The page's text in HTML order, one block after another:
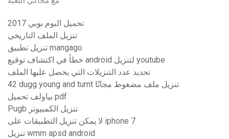
تحميل البوم بوبي 2017
تنزيل الملف التاريخي
تنزيل تطبيق mangago
خطأ في اكتشاف توقيع android لتنزيل youtube
تحديد عدد التنزيلات التي يحصل عليها الملف
42 dugg young and turnt تنزيل ملف مضغوط مجانًا
بياولف تحميل pdf
Pugb تنزيل الكمبيوتر
لا يمكن تنزيل التطبيقات على iphone 7
تنزيل wmm apsd android